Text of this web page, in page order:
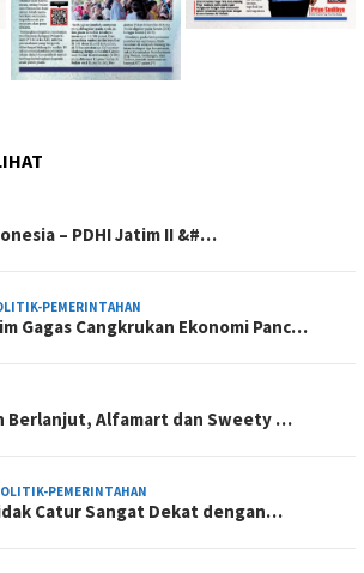
– PDHI Jatim II &#…
PEMERINTAHAN
Gagas Cangkrukan Ekonomi Panc…
Berlanjut, Alfamart dan Sweety …
PEMERINTAHAN
Catur Sangat Dekat dengan…